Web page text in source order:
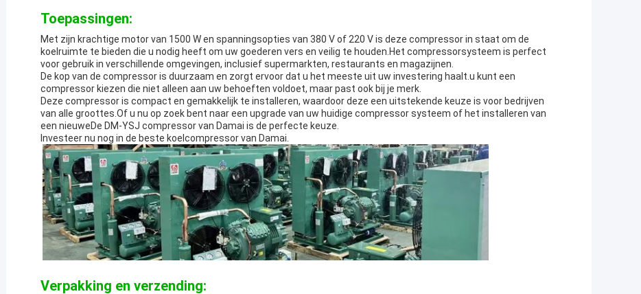
Toepassingen:
Met zijn krachtige motor van 1500 W en spanningsopties van 380 V of 220 V is deze compressor in staat om de
koelruimte te bieden die u nodig heeft om uw goederen vers en veilig te houden.Het compressorsysteem is perfect
voor gebruik in verschillende omgevingen, inclusief supermarkten, restaurants en magazijnen.
De kop van de compressor is duurzaam en zorgt ervoor dat u het meeste uit uw investering haalt.u kunt een
compressor kiezen die niet alleen aan uw behoeften voldoet, maar past ook bij je merk.
Deze compressor is compact en gemakkelijk te installeren, waardoor deze een uitstekende keuze is voor bedrijven
van alle groottes.Of u nu op zoek bent naar een upgrade van uw huidige compressor systeem of het installeren van
een nieuweDe DM-YSJ compressor van Damai is de perfecte keuze.
Investeer nu nog in de beste koelcompressor van Damai.
Verpakking en verzending: